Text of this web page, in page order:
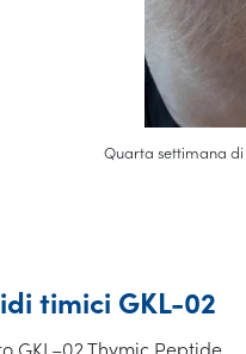
Quarta settimana di
timici GKL-02